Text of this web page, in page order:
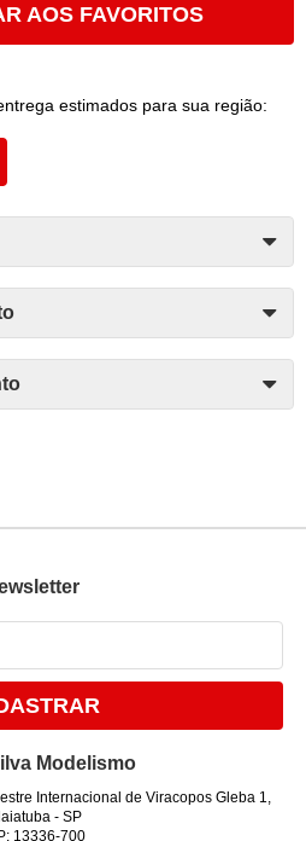
AOS FAVORITOS
estimados para sua região:
Modelismo
Internacional de Viracopos Gleba 1,
- SP
13336-700